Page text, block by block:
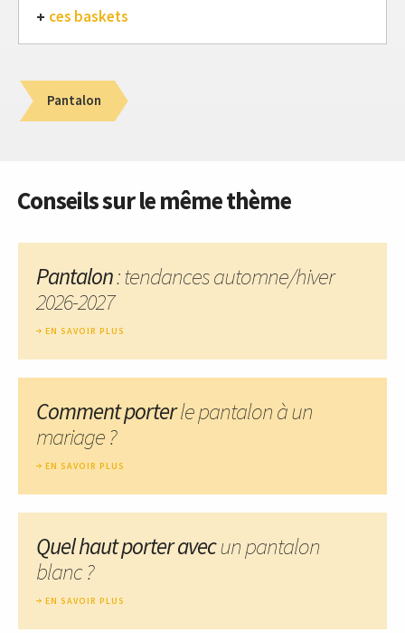
ces baskets
Pantalon
Conseils sur le même thème
Pantalon: tendances automne/hiver
2026-2027
EN SAVOIR PLUS
Comment porterle pantalon à un
mariage ?
EN SAVOIR PLUS
Quel haut porter avecun pantalon
blanc ?
EN SAVOIR PLUS